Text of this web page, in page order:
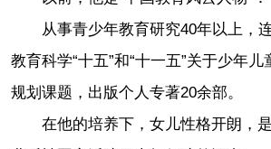
从事青少年教育研究40年以上，连
教育科学“十五”和“十一五”关于少年
规划课题，出版个人专著20余部。
在他的培养下，女儿性格开朗，